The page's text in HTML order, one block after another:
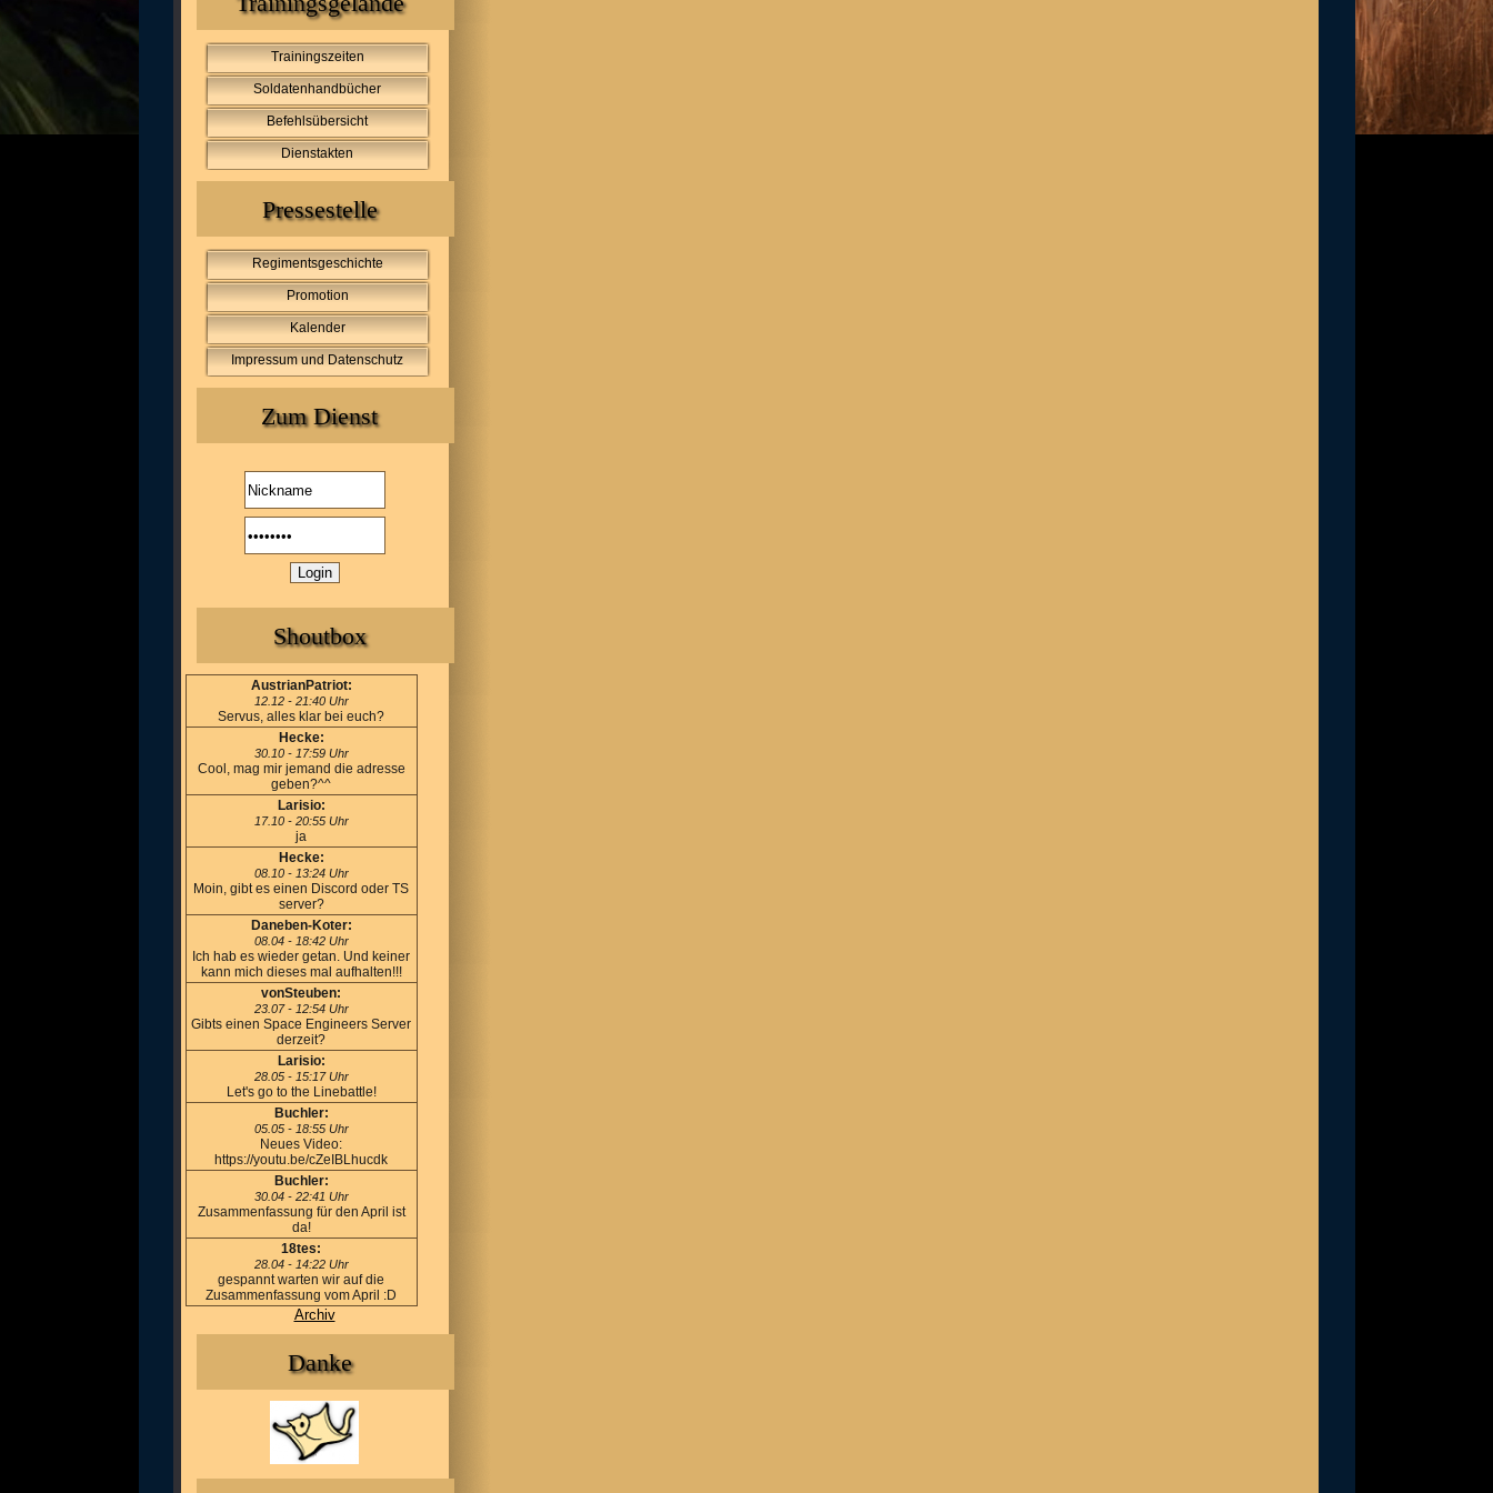
Trainingszeiten
Soldatenhandbücher
Befehlsübersicht
Dienstakten
Pressestelle
Regimentsgeschichte
Promotion
Kalender
Impressum und Datenschutz
Zum Dienst
Shoutbox
AustrianPatriot:
12.12 - 21:40 Uhr
Servus, alles klar bei euch?
Hecke:
30.10 - 17:59 Uhr
Cool, mag mir jemand die adresse
geben?^^
Larisio:
17.10 - 20:55 Uhr
ja
Hecke:
08.10 - 13:24 Uhr
Moin, gibt es einen Discord oder TS
server?
Daneben-Koter:
08.04 - 18:42 Uhr
Ich hab es wieder getan. Und keiner
kann mich dieses mal aufhalten!!!
vonSteuben:
23.07 - 12:54 Uhr
Gibts einen Space Engineers Server
derzeit?
Larisio:
28.05 - 15:17 Uhr
Let's go to the Linebattle!
Buchler:
05.05 - 18:55 Uhr
Neues Video:
https://youtu.be/cZeIBLhucdk
Buchler:
30.04 - 22:41 Uhr
Zusammenfassung für den April ist
da!
18tes:
28.04 - 14:22 Uhr
gespannt warten wir auf die
Zusammenfassung vom April :D
Archiv
Danke